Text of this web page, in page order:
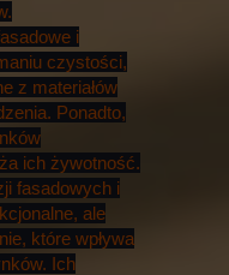
i
czystości,
z materiałów
Ponadto,
ich żywotność.
fasadowych i
ale
które wpływa
Ich